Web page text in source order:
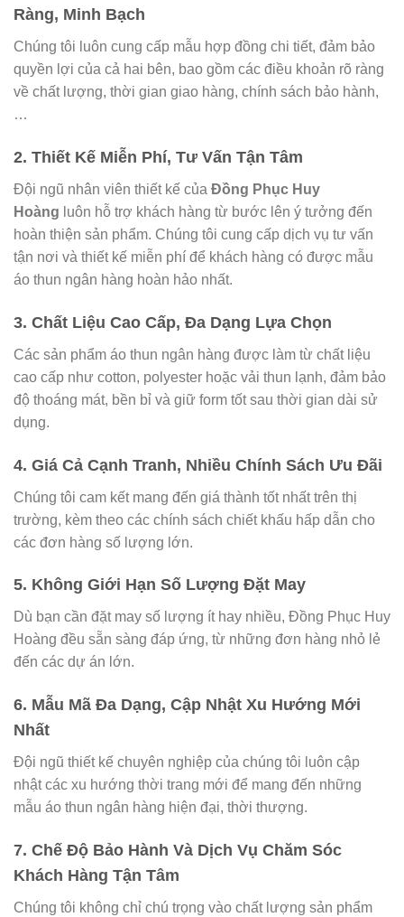
Ràng, Minh Bạch
Chúng tôi luôn cung cấp mẫu hợp đồng chi tiết, đảm bảo
quyền lợi của cả hai bên, bao gồm các điều khoản rõ ràng
về chất lượng, thời gian giao hàng, chính sách bảo hành,
…
2. Thiết Kế Miễn Phí, Tư Vấn Tận Tâm
Đội ngũ nhân viên thiết kế của Đồng Phục Huy
Hoàng luôn hỗ trợ khách hàng từ bước lên ý tưởng đến
hoàn thiện sản phẩm. Chúng tôi cung cấp dịch vụ tư vấn
tận nơi và thiết kế miễn phí để khách hàng có được mẫu
áo thun ngân hàng hoàn hảo nhất.
3. Chất Liệu Cao Cấp, Đa Dạng Lựa Chọn
Các sản phẩm áo thun ngân hàng được làm từ chất liệu
cao cấp như cotton, polyester hoặc vải thun lạnh, đảm bảo
độ thoáng mát, bền bỉ và giữ form tốt sau thời gian dài sử
dụng.
4. Giá Cả Cạnh Tranh, Nhiều Chính Sách Ưu Đãi
Chúng tôi cam kết mang đến giá thành tốt nhất trên thị
trường, kèm theo các chính sách chiết khấu hấp dẫn cho
các đơn hàng số lượng lớn.
5. Không Giới Hạn Số Lượng Đặt May
Dù bạn cần đặt may số lượng ít hay nhiều, Đồng Phục Huy
Hoàng đều sẵn sàng đáp ứng, từ những đơn hàng nhỏ lẻ
đến các dự án lớn.
6. Mẫu Mã Đa Dạng, Cập Nhật Xu Hướng Mới
Nhất
Đội ngũ thiết kế chuyên nghiệp của chúng tôi luôn cập
nhật các xu hướng thời trang mới để mang đến những
mẫu áo thun ngân hàng hiện đại, thời thượng.
7. Chế Độ Bảo Hành Và Dịch Vụ Chăm Sóc
Khách Hàng Tận Tâm
Chúng tôi không chỉ chú trọng vào chất lượng sản phẩm